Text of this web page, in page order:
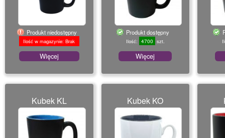
Produkt niedostępny
Ilość w magazynie: Brak
Więcej
Produkt dostępny
Ilość: 4700 szt.
Więcej
Kubek KL Kubek KO